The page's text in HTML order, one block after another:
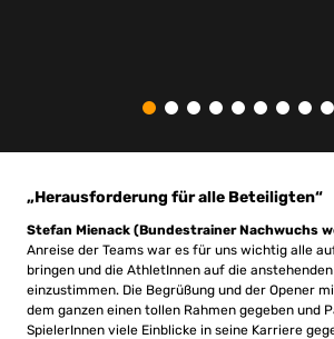
„Herausforderung für alle Beteiligten“
Stefan Mienack (Bundestrainer Nachwuchs
Anreise der Teams war es für uns wichtig alle
bringen und die AthletInnen auf die
einzustimmen. Die Begrüßung und der Opener
dem ganzen einen tollen Rahmen gegeben und
SpielerInnen viele Einblicke in seine Karriere